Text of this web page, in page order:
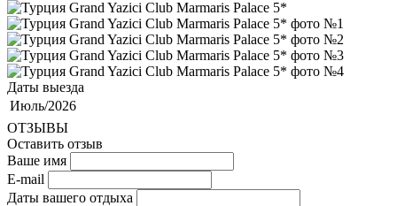
Даты выезда
Июль/2026
ОТЗЫВЫ
Оставить отзыв
Ваше имя
E-mail
Даты вашего отдыха